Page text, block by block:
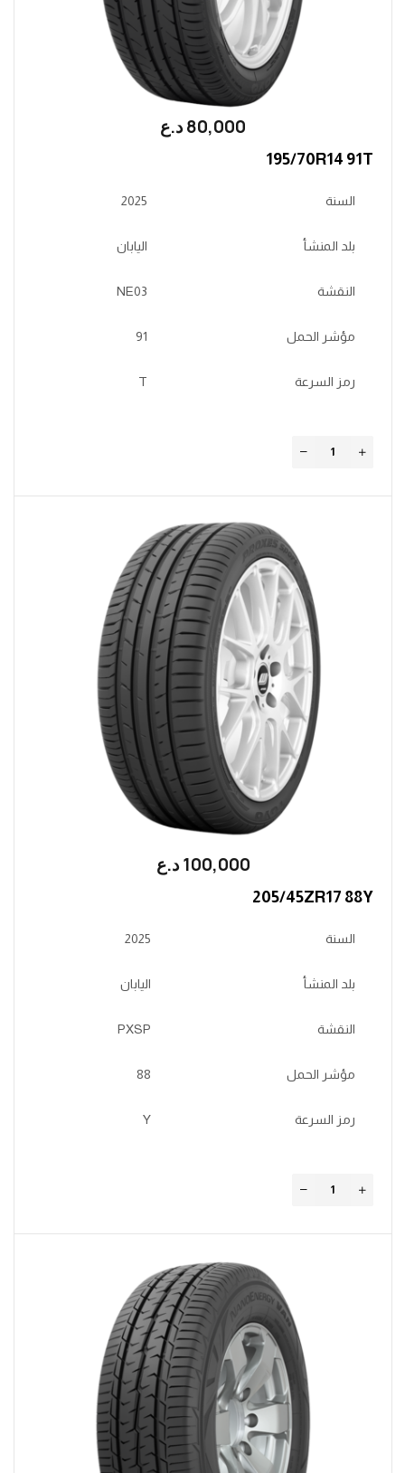
80,000؜د.؜ع
195/70R14 91T
السنة 2025
بلد المنشأ اليابان
النقشة NE03
مؤشر الحمل 91
رمز السرعة T
100,000 ؜د.؜ع
205/45ZR17 88Y
السنة 2025
بلد المنشأ اليابان
النقشة PXSP
مؤشر الحمل 88
رمز السرعة Y